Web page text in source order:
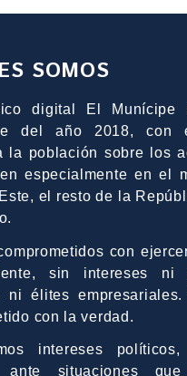
SOMOS
digital El
del año 2018, con
la población sobre los
especialmente en el
el resto de la
con
sin intereses ni
ni élites
con la verdad.
intereses
ante situaciones que